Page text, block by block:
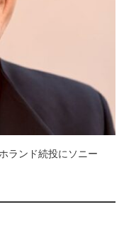
ランド続投にソニー